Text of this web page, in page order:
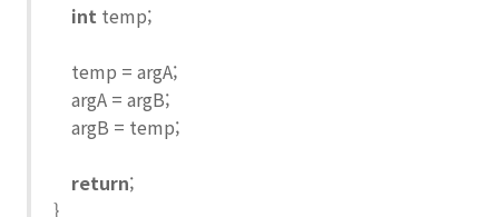
int temp;
temp = argA;
argA = argB;
argB = temp;
return;
}